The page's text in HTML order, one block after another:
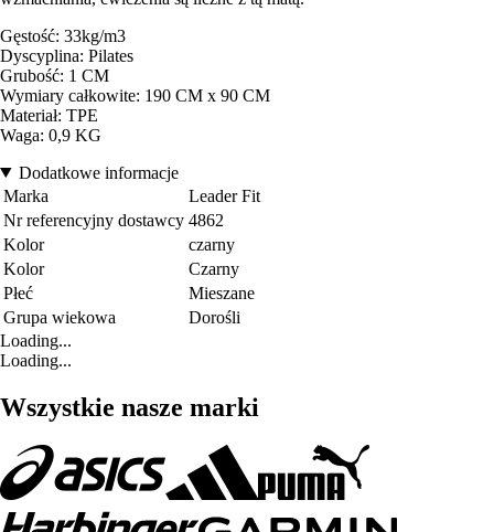
Gęstość: 33kg/m3
Dyscyplina: Pilates
Grubość: 1 CM
Wymiary całkowite: 190 CM x 90 CM
Materiał: TPE
Waga: 0,9 KG
Dodatkowe informacje
Marka
Leader Fit
Nr referencyjny dostawcy 4862
Kolor
czarny
Kolor
Czarny
Płeć
Mieszane
Grupa wiekowa
Dorośli
Loading...
Loading...
Wszystkie nasze marki